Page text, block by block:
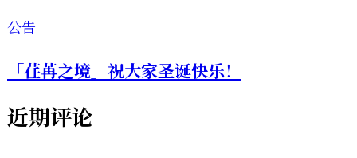
公告
「荏苒之境」祝大家圣诞快乐！
近期评论